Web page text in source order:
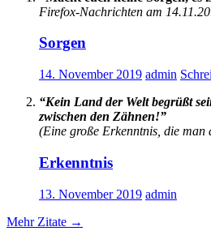
Firefox-Nachrichten am
Sorgen
14. November 2019 admin
“Kein Land der Welt begrüßt
zwischen den Zähnen!”
(Eine große Erkenntnis, die man
Erkenntnis
13. November 2019 admin
Mehr Zitate →